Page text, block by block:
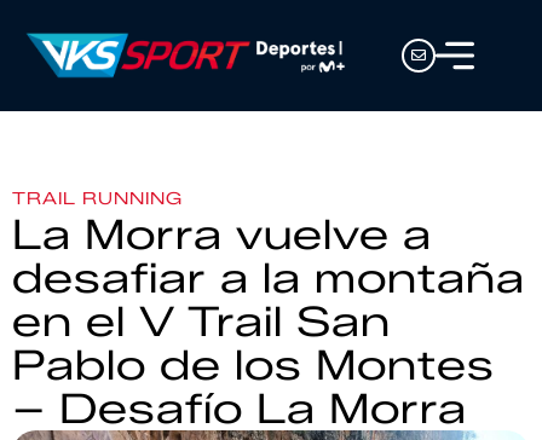
TRAIL RUNNING
La Morra vuelve a
desafiar a la montaña
en el V Trail San
Pablo de los Montes
– Desafío La Morra